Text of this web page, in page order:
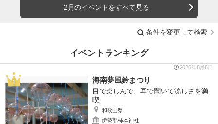
2月のイベントをすべて見る
条件を変更して検索
イベントランキング
2026年8月6日
海南夢風鈴まつり
目で楽しんで、耳で聞いて涼しさを満
喫
和歌山県
伊勢部柿本神社